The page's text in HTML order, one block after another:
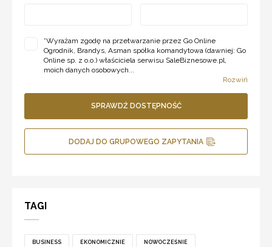
*Wyrażam zgodę na przetwarzanie przez Go Online
Ogrodnik, Brandys, Asman spółka komandytowa (dawniej: Go
Online sp. z o.o.) właściciela serwisu SaleBiznesowe.pl,
moich danych osobowych...
Rozwiń
SPRAWDŹ DOSTĘPNOŚĆ
DODAJ DO GRUPOWEGO ZAPYTANIA
TAGI
BUSINESS EKONOMICZNIE NOWOCZEŚNIE